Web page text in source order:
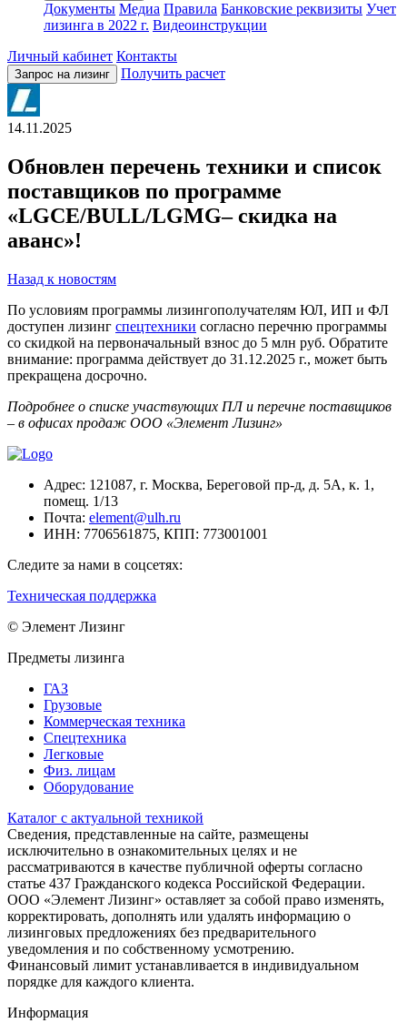
Документы Медиа Правила Банковские реквизиты Учет
лизинга в 2022 г. Видеоинструкции
Личный кабинет Контакты
Запрос на лизинг Получить расчет
14.11.2025
Обновлен перечень техники и список
поставщиков по программе
«LGCE/BULL/LGMG– скидка на
аванс»!
Назад к новостям
По условиям программы лизингополучателям ЮЛ, ИП и ФЛ
доступен лизинг спецтехники согласно перечню программы
со скидкой на первоначальный взнос до 5 млн руб. Обратите
внимание: программа действует до 31.12.2025 г., может быть
прекращена досрочно.
Подробнее о списке участвующих ПЛ и перечне поставщиков
– в офисах продаж ООО «Элемент Лизинг»
Адрес: 121087, г. Москва, Береговой пр-д, д. 5А, к. 1,
помещ. 1/13
Почта: element@ulh.ru
ИНН: 7706561875, КПП: 773001001
Следите за нами в соцсетях:
Техническая поддержка
© Элемент Лизинг
Предметы лизинга
ГАЗ
Грузовые
Коммерческая техника
Спецтехника
Легковые
Физ. лицам
Оборудование
Каталог с актуальной техникой
Сведения, представленные на сайте, размещены
исключительно в ознакомительных целях и не
рассматриваются в качестве публичной оферты согласно
статье 437 Гражданского кодекса Российской Федерации.
ООО «Элемент Лизинг» оставляет за собой право изменять,
корректировать, дополнять или удалять информацию о
лизинговых предложениях без предварительного
уведомления и по собственному усмотрению.
Финансовый лимит устанавливается в индивидуальном
порядке для каждого клиента.
Информация